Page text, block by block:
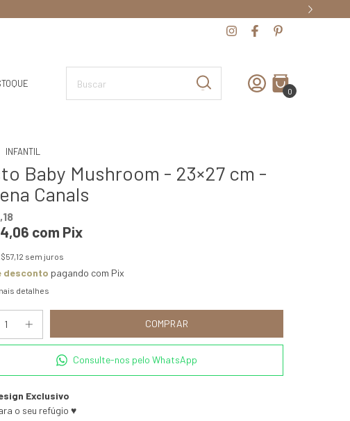
0
INFANTIL
Baby Mushroom - 23×27 cm -
Canals
com Pix
sem juros
desconto pagando com Pix
detalhes
Consulte-nos pelo WhatsApp
Exclusivo
o seu refúgio ♥